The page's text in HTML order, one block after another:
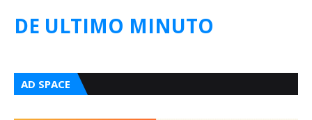
DE ULTIMO MINUTO
AD SPACE